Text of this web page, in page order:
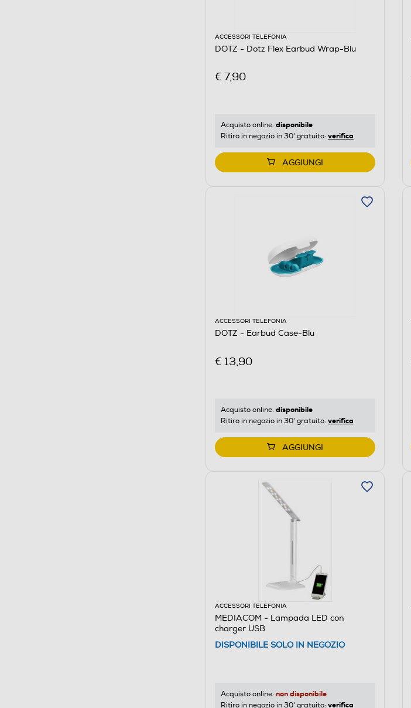
ACCESSORI TELEFONIA
DOTZ - Dotz Flex Earbud Wrap-Blu
€ 7,90
Acquisto online: disponibile
Ritiro in negozio in 30' gratuito: verifica
AGGIUNGI
ACCESSORI TELEFONIA
DOTZ - Earbud Case-Blu
€ 13,90
Acquisto online: disponibile
Ritiro in negozio in 30' gratuito: verifica
AGGIUNGI
ACCESSORI TELEFONIA
MEDIACOM - Lampada LED con
charger USB
DISPONIBILE SOLO IN NEGOZIO
Acquisto online: non disponibile
Ritiro in negozio in 30' gratuito: verifica